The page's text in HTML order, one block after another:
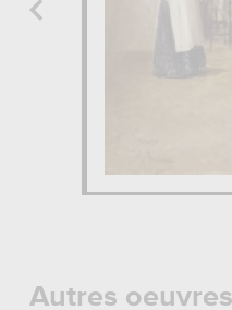
Autres